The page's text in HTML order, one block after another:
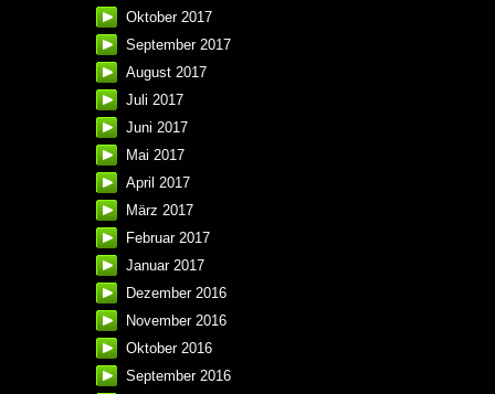
Oktober 2017
September 2017
August 2017
Juli 2017
Juni 2017
Mai 2017
April 2017
März 2017
Februar 2017
Januar 2017
Dezember 2016
November 2016
Oktober 2016
September 2016